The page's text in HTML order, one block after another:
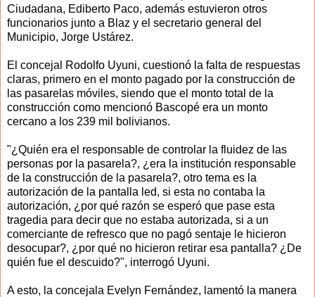
Ciudadana, Ediberto Paco, además estuvieron otros
funcionarios junto a Blaz y el secretario general del
Municipio, Jorge Ustárez.
El concejal Rodolfo Uyuni, cuestionó la falta de respuestas
claras, primero en el monto pagado por la construcción de
las pasarelas móviles, siendo que el monto total de la
construcción como mencionó Bascopé era un monto
cercano a los 239 mil bolivianos.
"¿Quién era el responsable de controlar la fluidez de las
personas por la pasarela?, ¿era la institución responsable
de la construcción de la pasarela?, otro tema es la
autorización de la pantalla led, si esta no contaba la
autorización, ¿por qué razón se esperó que pase esta
tragedia para decir que no estaba autorizada, si a un
comerciante de refresco que no pagó sentaje le hicieron
desocupar?, ¿por qué no hicieron retirar esa pantalla? ¿De
quién fue el descuido?", interrogó Uyuni.
A esto, la concejala Evelyn Fernández, lamentó la manera